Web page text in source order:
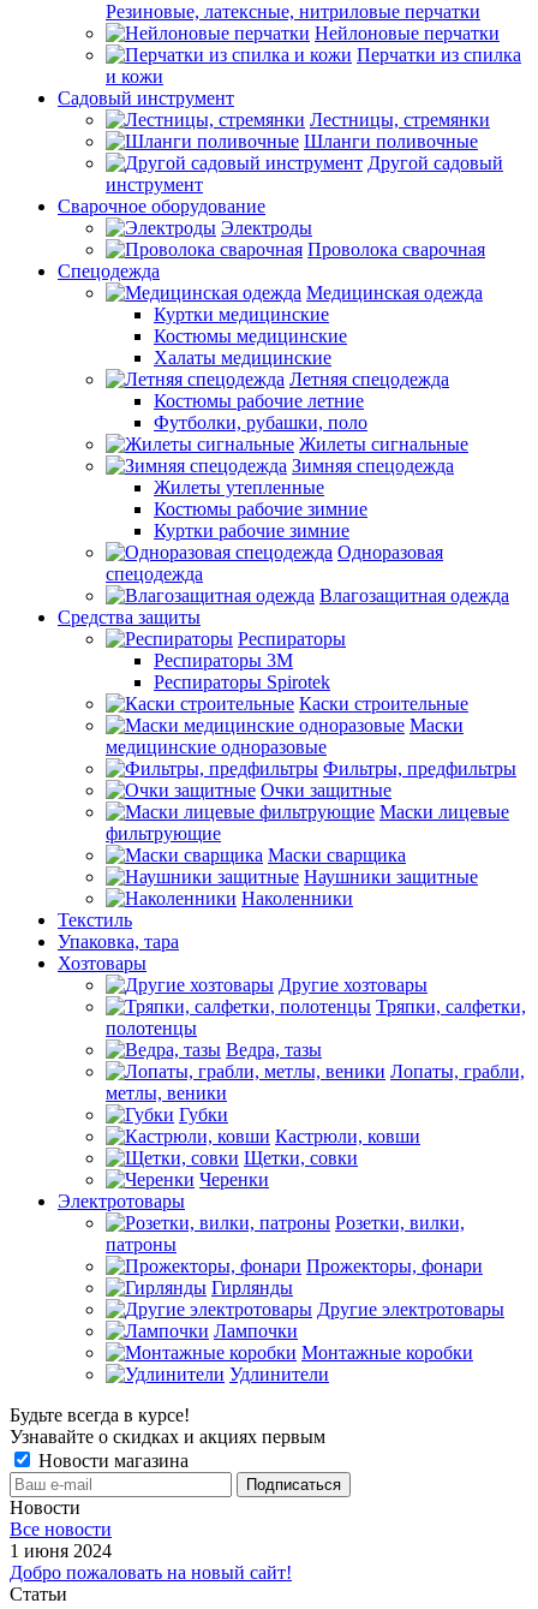
Резиновые, латексные, нитриловые перчатки
Нейлоновые перчатки
Перчатки из спилка
и кожи
Садовый инструмент
Лестницы, стремянки
Шланги поливочные
Другой садовый
инструмент
Сварочное оборудование
Электроды
Проволока сварочная
Спецодежда
Медицинская одежда
Куртки медицинские
Костюмы медицинские
Халаты медицинские
Летняя спецодежда
Костюмы рабочие летние
Футболки, рубашки, поло
Жилеты сигнальные
Зимняя спецодежда
Жилеты утепленные
Костюмы рабочие зимние
Куртки рабочие зимние
Одноразовая
спецодежда
Влагозащитная одежда
Средства защиты
Респираторы
Респираторы 3М
Респираторы Spirotek
Каски строительные
Маски
медицинские одноразовые
Фильтры, предфильтры
Очки защитные
Маски лицевые
фильтрующие
Маски сварщика
Наушники защитные
Наколенники
Текстиль
Упаковка, тара
Хозтовары
Другие хозтовары
Тряпки, салфетки,
полотенцы
Ведра, тазы
Лопаты, грабли,
метлы, веники
Губки
Кастрюли, ковши
Щетки, совки
Черенки
Электротовары
Розетки, вилки,
патроны
Прожекторы, фонари
Гирлянды
Другие электротовары
Лампочки
Монтажные коробки
Удлинители
Будьте всегда в курсе!
Узнавайте о скидках и акциях первым
Новости магазина
Новости
Все новости
1 июня 2024
Добро пожаловать на новый сайт!
Статьи